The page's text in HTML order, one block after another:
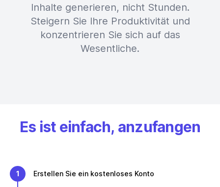
Inhalte generieren, nicht Stunden.
Steigern Sie Ihre Produktivität und
konzentrieren Sie sich auf das
Wesentliche.
Es ist einfach, anzufangen
1 Erstellen Sie ein kostenloses Konto